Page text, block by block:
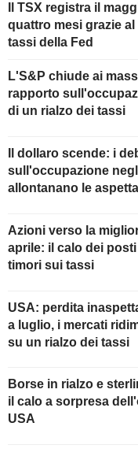
Il TSX registra il
quattro mesi grazie
tassi della Fed
L'S&P chiude ai
rapporto
di un rialzo dei tassi
Il dollaro scende: i
sull'occupazione
allontanano le
Azioni verso la
aprile: il calo dei
timori sui tassi
USA: perdita
a luglio, i mercati
su un rialzo dei tassi
Borse in rialzo e
il calo a sorpresa
USA